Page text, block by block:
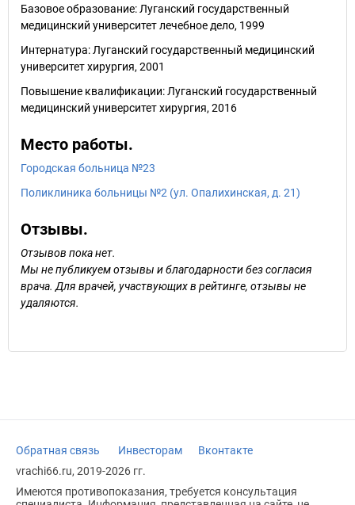
Базовое образование: Луганский государственный
медицинский университет лечебное дело, 1999
Интернатура: Луганский государственный медицинский
университет хирургия, 2001
Повышение квалификации: Луганский государственный
медицинский университет хирургия, 2016
Место работы.
Городская больница №23
Поликлиника больницы №2 (ул. Опалихинская, д. 21)
Отзывы.
Отзывов пока нет.
Мы не публикуем отзывы и благодарности без согласия
врача. Для врачей, участвующих в рейтинге, отзывы не
удаляются.
Обратная связь Инвесторам
Вконтакте
vrachi66.ru, 2019-2026 гг.
Имеются противопоказания, требуется консультация